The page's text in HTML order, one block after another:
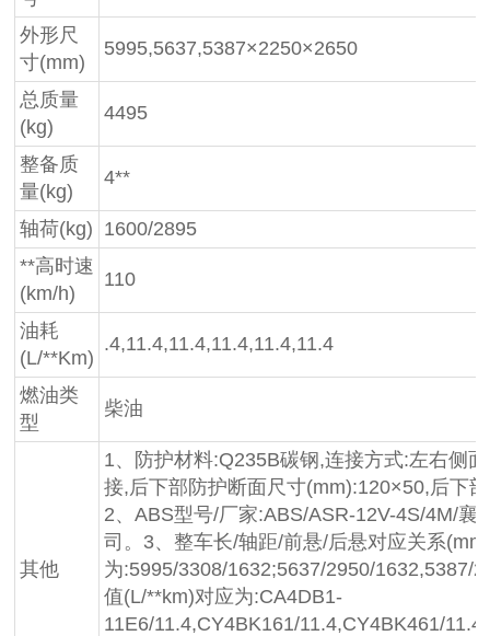
外形尺
寸(mm)
5995,5637,5387×2250×2650
总质量
(kg)
4495
整备质
量(kg)
4**
轴荷(kg) 1600/2895
**高时速
(km/h)
110
油耗
(L/**Km)
.4,11.4,11.4,11.4,11.4,11.4
燃油类
型
柴油
其他
1、防护材料:Q235B碳钢,连接方式:左右侧
接,后下部防护断面尺寸(mm):120×50,后下
2、ABS型号/厂家:ABS/ASR-12V-4S/4M/襄
司。3、整车长/轴距/前悬/后悬对应关系
为:5995/3308/1632;5637/2950/1632,5387/
值(L/**km)对应为:CA4DB1-
11E6/11.4,CY4BK161/11.4,CY4BK461/